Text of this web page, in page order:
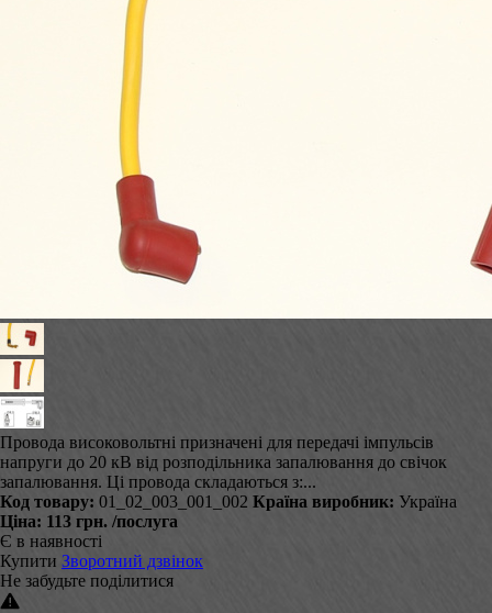
Провода високовольтні призначені для передачі імпульсів
напруги до 20 кВ від розподільника запалювання до свічок
запалювання. Ці провода складаються з:...
Код товару: 01_02_003_001_002 Країна виробник: Україна
Ціна: 113 грн. /послуга
Є в наявності
Купити Зворотний дзвінок
Не забудьте поділитися